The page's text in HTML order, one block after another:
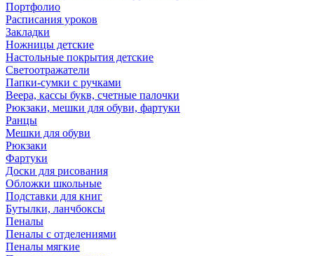
Портфолио
Расписания уроков
Закладки
Ножницы детские
Настольные покрытия детские
Светоотражатели
Папки-сумки с ручками
Веера, кассы букв, счетные палочки
Рюкзаки, мешки для обуви, фартуки
Ранцы
Мешки для обуви
Рюкзаки
Фартуки
Доски для рисования
Обложки школьные
Подставки для книг
Бутылки, ланчбоксы
Пеналы
Пеналы с отделениями
Пеналы мягкие